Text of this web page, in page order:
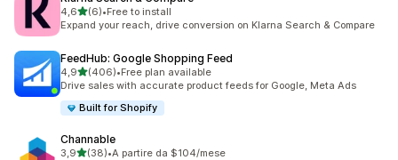
4,6stelle su 5
(6)
6 recensioni totali
•Free to install
Expand your reach, drive conversion on Klarna Search & Compare
FeedHub: Google Shopping Feed
4,9stelle su 5
(406)
406 recensioni totali
•Free plan available
Drive sales with accurate product feeds for Google, Meta Ads
Built for Shopify
Channable
3,9stelle su 5
(38)•A partire da $104/mese